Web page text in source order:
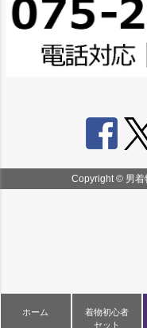
Copyright © 男着
ホーム
着物初心者
セット